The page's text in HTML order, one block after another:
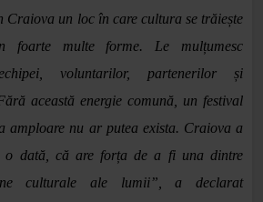
Craiova un loc în care cultura se trăiește
foarte multe forme. Le mulțumesc
voluntarilor, partenerilor și
această energie comună, un festival
amploare nu ar putea exista. Craiova a
o dată, că are forța de a fi una dintre
culturale ale lumii”, a declarat